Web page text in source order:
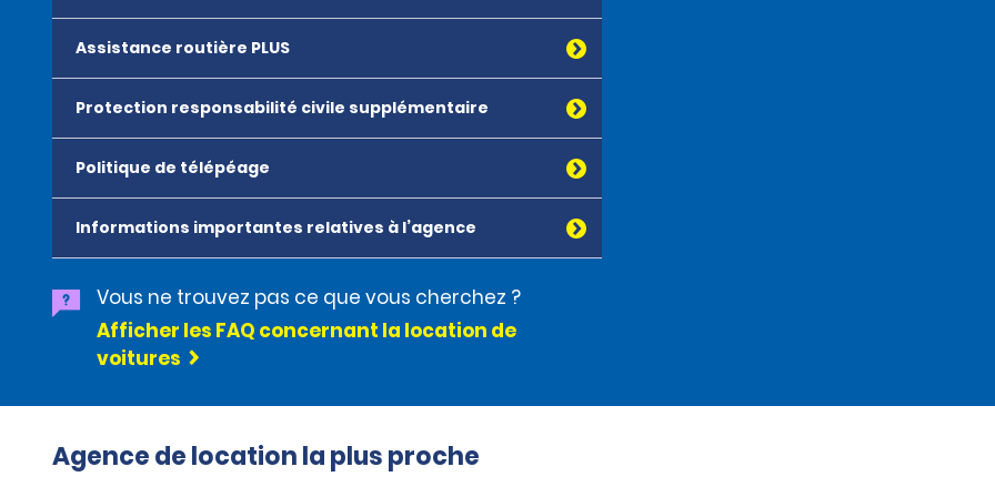
Assistance routière PLUS
Protection responsabilité civile supplémentaire
Politique de télépéage
Informations importantes relatives à l’agence
Vous ne trouvez pas ce que vous cherchez ?
Afficher les FAQ concernant la location de
voitures
Agence de location la plus proche